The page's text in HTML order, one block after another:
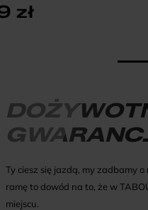
zł
Ty ciesz się jazdą, my zadbamy
ramę to dowód na to, że w
miejscu.